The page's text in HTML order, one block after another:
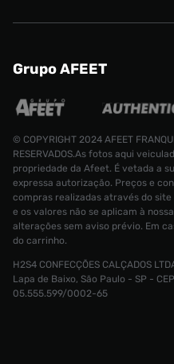
Shorts Nike
Grupo AFEET
© COPYRIGHT 2024 AFEET
RESERVADOS.As fotos aqui
propriedade da Afeet. É vetada a
expressa autorização. Preços e
compras realizadas através do
e os valores não se aplicam à
alterações sem aviso prévio. Em
do carrinho.
H2S4 CONFECÇÕES CALÇADOS
Lapa de Baixo, São Paulo - SP -
05.555.599/0002-65